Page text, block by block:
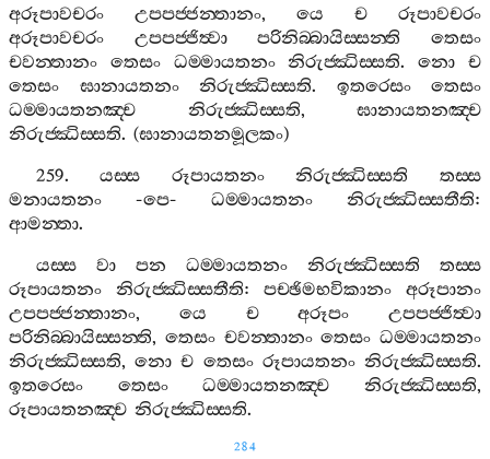
අරූපාවචරං
උපපජ‍්ජන‍්තානං, යෙ ච
රූපාවචරං
අරූපාවචරං
උපපජ‍්ජිත්‍වා පරිනිබ‍්බායිස‍්සන‍්ති
තෙසං
චවන‍්තානං
තෙසං ධම‍්මායතනං නිරුජ‍්ඣිස‍්සති.නො
ච
තෙසං
ඝානායතනං නිරුජ‍්ඣිස‍්සති. ඉතරෙසං
තෙසං
ධම‍්මායතනඤ‍්ච
නිරුජ‍්ඣිස‍්සති, ඝානායතනඤ‍්ච
නිරුජ‍්ඣිස‍්සති. (ඝානායතනමූලකං)
259.යස‍්ස රූපායතනං නිරුජ‍්ඣිස‍්සති
තස‍්ස
මනායතනං -පෙ- ධම‍්මායතනං නිරුජ‍්ඣිස‍්සතීති:
ආමන‍්තා.
යස‍්ස
වා පන ධම‍්මායතනං නිරුජ‍්ඣිස‍්සති
තස‍්ස
රූපායතනං
නිරුජ‍්ඣිස‍්සතීති:පච‍්ඡිමභවිකානං
අරූපානං
උපපජ‍්ජන‍්තානං, යෙ ච අරූපං
උපපජ‍්ජිත්‍වා
පරිනිබ‍්බායිස‍්සන‍්ති, තෙසං චවන‍්තානං තෙසං ධම‍්මායතනං
නිරුජ‍්ඣිස‍්සති,නො ච තෙසං රූපායතනං නිරුජ‍්ඣිස‍්සති.
ඉතරෙසං
තෙසං ධම‍්මායතනඤ‍්ච නිරුජ‍්ඣිස‍්සති,
රූපායතනඤ‍්ච නිරුජ‍්ඣිස‍්සති.
284